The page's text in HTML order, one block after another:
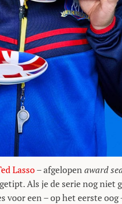
Lasso– afgelopenaward
Als je de serie nog niet
voor een – op het eerste